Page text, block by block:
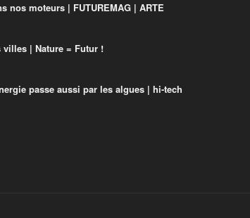
nos moteurs | FUTUREMAG | ARTE
villes | Nature = Futur !
passe aussi par les algues | hi-tech